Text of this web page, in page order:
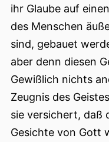
ihr Glaube auf
des Menschen
sind, gebauet
aber denn diesen
Gewißlich nichts
Zeugnis des
sie versichert, daß
Gesichte von Gott